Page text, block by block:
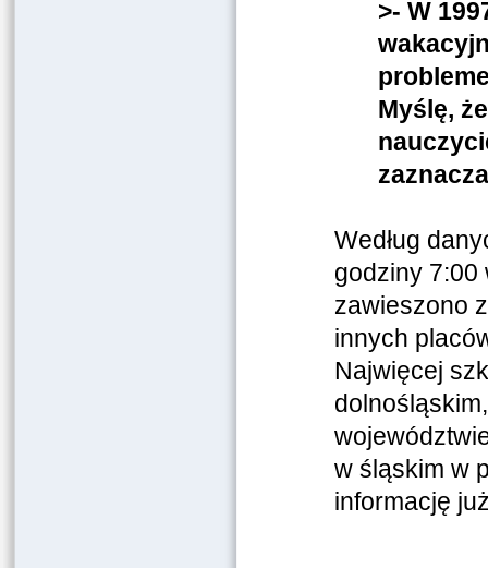
>- W
Myślę,
Według
godziny 7:00
zawieszono
innych
Najwięcej
w śląskim w
informację